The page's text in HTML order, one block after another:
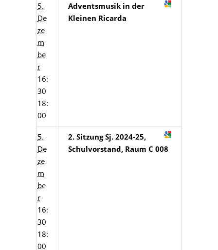
5.
De
ze
m
be
r
16:
30
18:
00
Adventsmusik in der
Kleinen Ricarda
5.
De
ze
m
be
r
16:
30
18:
00
2. Sitzung Sj. 2024-25,
Schulvorstand, Raum C 008